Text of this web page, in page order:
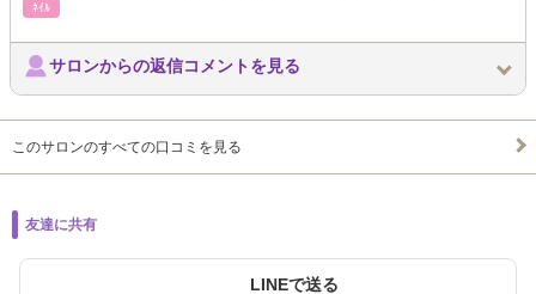
ﾈｲﾙ
サロンからの返信コメントを見る
このサロンのすべての口コミを見る
友達に共有
LINEで送る